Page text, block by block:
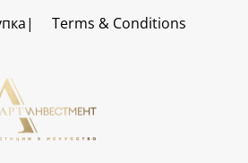
Terms & Conditions